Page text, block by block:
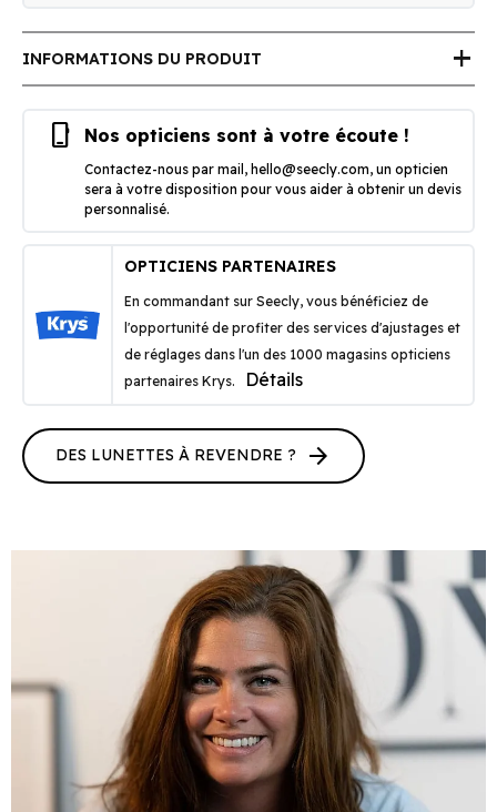
INFORMATIONS DU PRODUIT add
phone_iphone Nos opticiens sont à votre écoute !
Contactez-nous par mail, hello@seecly.com, un opticien
sera à votre disposition pour vous aider à obtenir un devis
personnalisé.
OPTICIENS PARTENAIRES
En commandant sur Seecly, vous bénéficiez de
l'opportunité de profiter des services d'ajustages et
de réglages dans l'un des 1000 magasins opticiens
partenaires Krys.
Détails
DES LUNETTES À REVENDRE ? arrow_forward